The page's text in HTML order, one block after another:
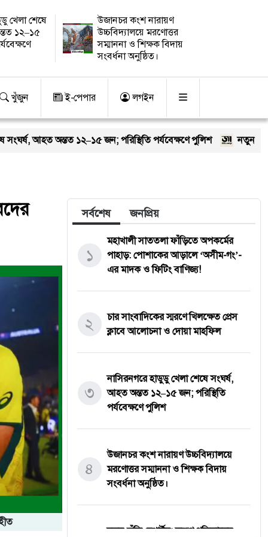
খেলা শেষে
১২–১৫
উজানচর কংশ নারায়ণ
উচ্চবিদ্যালয়ে মরণোত্তর
সম্মাননা ও শিক্ষক বিদায়
সংবর্ধনা অনুষ্ঠিত।
খুঁজুন ই-পেপার লগইন
১২–১৫ জন; পরিস্থিতি পর্যবেক্ষণে পুলিশ নতুন কুঁড়ি স্পোর্টস: তরুণ
সর্বশেষ জনপ্রিয়
১
মহাখালী সাততলা ফাঁড়িতে অপকর্মের
পাহাড়: পোশাকের আড়ালে ‘অসীম-গং’-
এর মাদক ও ফিটিং বাণিজ্য!
২
চার সাংবাদিকের স্মরণে খিলক্ষেত প্রেস
ক্লাবে আলোচনা ও দোয়া মাহফিল
৩
নাসিরনগরে হাডুডু খেলা শেষে সংঘর্ষ,
আহত অন্তত ১২–১৫ জন; পরিস্থিতি
পর্যবেক্ষণে পুলিশ
৪
উজানচর কংশ নারায়ণ উচ্চবিদ্যালয়ে
মরণোত্তর সম্মাননা ও শিক্ষক বিদায়
সংবর্ধনা অনুষ্ঠিত।
নতুন কুঁড়ি স্পোর্টস: তরুণ প্রতিভাদের